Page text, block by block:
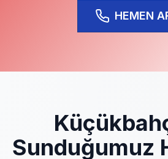
HEMEN
Sunduğumuz